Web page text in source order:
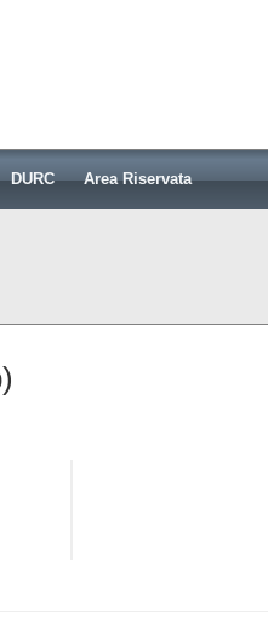
DURC Area Riservata